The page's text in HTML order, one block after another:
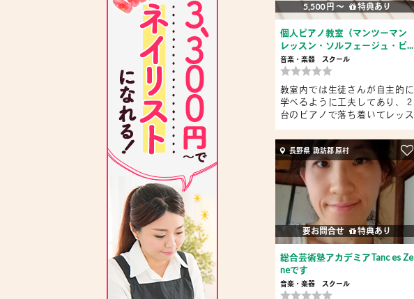
5,500 円 〜 特典あり
個人ピアノ教室（マンツーマン
レッスン・ソルフェージュ・ピ...
音楽・楽器 スクール
教室内では生徒さんが自主的に
学べるように工夫してあり、２
台のピアノで落ち着いてレッス
長野県 諏訪郡 原村
要お問合せ 特典あり
総合芸術塾アカデミアTanc es Ze
neです
音楽・楽器 スクール